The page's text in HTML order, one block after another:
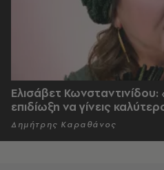
Ελισάβετ Κωνσταντινίδου:
επιδίωξη να γίνεις
Δημήτρης Καραθάνος